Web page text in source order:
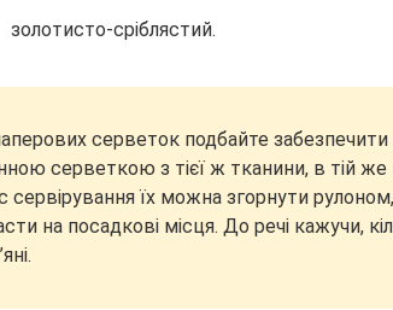
золотисто-сріблястий.
серветок подбайте
серветкою з тієї ж тканини, в тій же
сервірування їх можна згорнути
на посадкові місця. До речі кажучи,